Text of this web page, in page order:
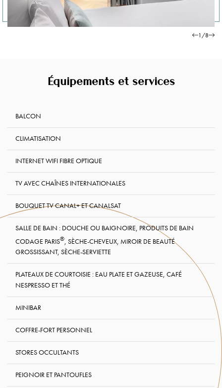
1 /8
Équipements et services
BALCON
CLIMATISATION
INTERNET WIFI FIBRE OPTIQUE
TV AVEC CHAÎNES INTERNATIONALES
BOUQUET TV CANAL+ ET CANALSAT
SALLE DE BAIN : DOUCHE OU BAIGNOIRE, PRODUITS DE BAIN
CODAGE PARIS® , SÈCHE-CHEVEUX, MIROIR DE BEAUTÉ
GROSSISSANT, SÈCHE-SERVIETTE
PLATEAUX DE COURTOISIE : EAU PLATE ET GAZEUSE, CAFÉ
NESPRESSO ET THÉ
MINIBAR
COFFRE-FORT PERSONNEL
STORES OCCULTANTS
PEIGNOIR ET PANTOUFLES